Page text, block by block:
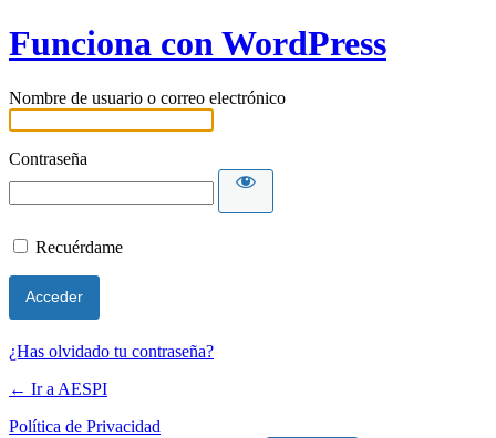
Funciona con WordPress
Nombre de usuario o correo electrónico
Contraseña
Recuérdame
¿Has olvidado tu contraseña?
← Ir a AESPI
Política de Privacidad